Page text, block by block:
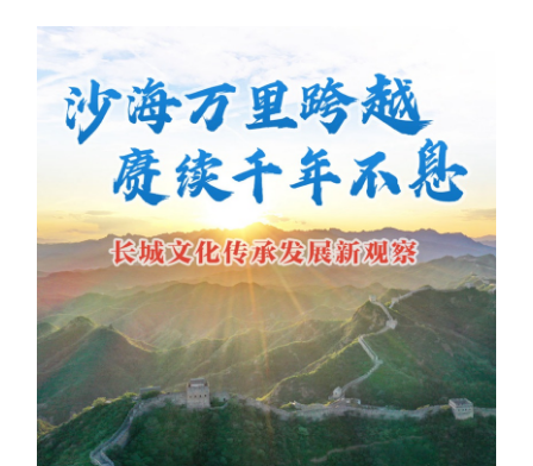
科技
文化 书画 健康
视频 图片 政务
法律 中央文件 金融 汽车
人居 信息化 数字经济
学术中国 溯源中国
城市 旅游 能源 会展
彩票 娱乐 时尚 悦读
公益 一带一路 亚太网